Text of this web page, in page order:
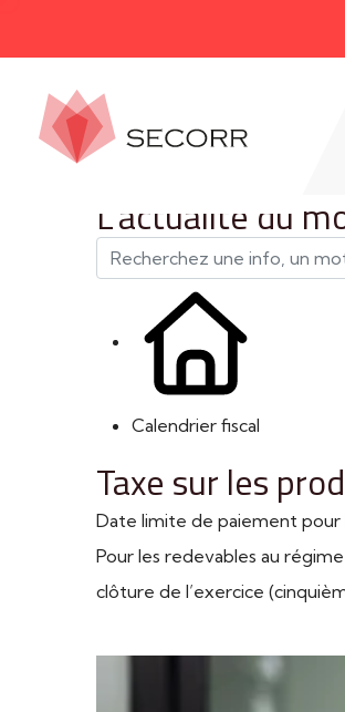
L'actualité du
Calendrier fiscal
Taxe sur les
Date limite de paiement pour
Pour les redevables au
clôture de l’exercice